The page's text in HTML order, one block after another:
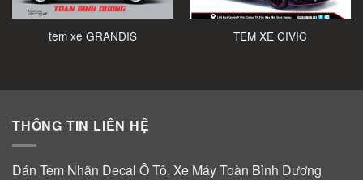
tem xe GRANDIS TEM XE CIVIC
THÔNG TIN LIÊN HỆ
Dán Tem Nhãn Decal Ô Tô, Xe Máy Toàn Bình Dương